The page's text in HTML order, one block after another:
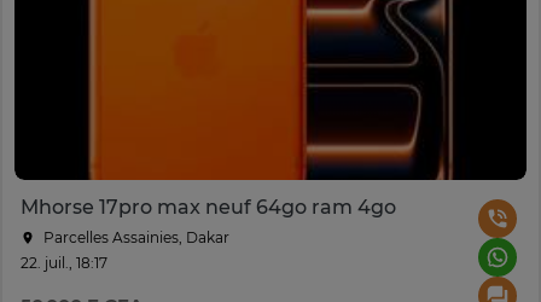
Mhorse 17pro max neuf 64go ram 4go
Parcelles Assainies, Dakar
22. juil., 18:17